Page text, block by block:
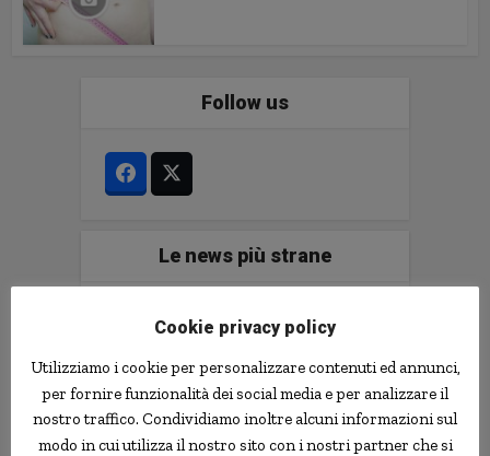
Follow us
Le news più strane
vi racconta le notizie più incredibili, strane,
curiose e divertenti: fatti imbarazzanti,
ladri imbranati, prodotti assurdi, ricerche
Informativa Privacy
Cookie privacy policy
Utilizziamo i cookie per personalizzare contenuti ed annunci,
per fornire funzionalità dei social media e per analizzare il
nostro traffico. Condividiamo inoltre alcuni informazioni sul
modo in cui utilizza il nostro sito con i nostri partner che si